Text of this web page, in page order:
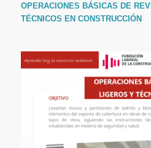
OPERACIONES BÁSICAS DE
TÉCNICOS EN CONSTRUCCIÓN